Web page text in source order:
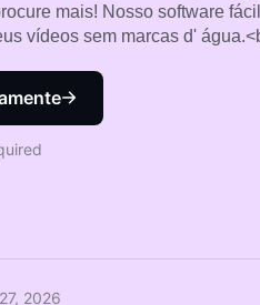
mais! Nosso software
vídeos sem marcas d'
2026